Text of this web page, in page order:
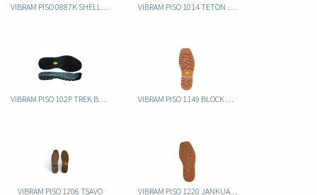
VIBRAM PISO 0887K SHELL CAUCHO VIBRAM PISO 1014 TETON CAUCHO
VIBRAM PISO 102P TREK BUFF CAUCHO VIBRAM PISO 1149 BLOCK CAUCHO
VIBRAM PISO 1206 TSAVO VIBRAM PISO 1220 JANKUAT CAUCHO